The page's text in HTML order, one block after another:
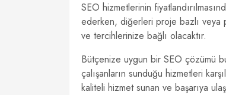
SEO hizmetlerinin
ederken, diğerleri proje bazlı veya
ve tercihlerinize bağlı olacaktır.
Bütçenize uygun bir SEO çözümü
çalışanların sunduğu hizmetleri
kaliteli hizmet sunan ve başarıya